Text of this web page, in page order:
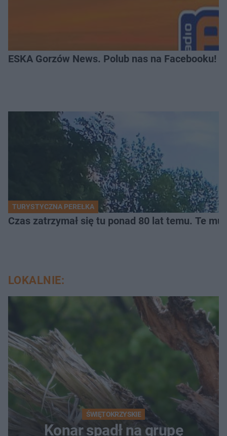
ESKA Gorzów News. Polub nas na Facebooku!
TURYSTYCZNA PEREŁKA
Czas zatrzymał się tu ponad 80 lat temu. Te
LOKALNIE:
ŚWIĘTOKRZYSKIE
Konar spadł na grupę